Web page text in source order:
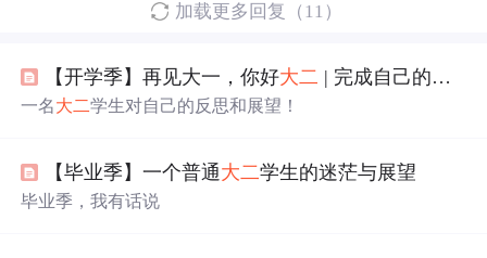
加载更多回复（11）
【开学季】再见大一，你好大二 | 完成自己的未完成
一名大二学生对自己的反思和展望！
【毕业季】一个普通大二学生的迷茫与展望
毕业季，我有话说